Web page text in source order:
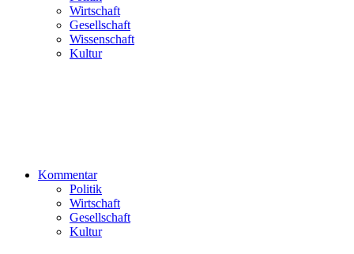
Wirtschaft
Gesellschaft
Wissenschaft
Kultur
Kommentar
Politik
Wirtschaft
Gesellschaft
Kultur